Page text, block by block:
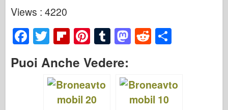
Views : 4220
F
a
c
T
tt
er
Fl
b
o
ar
Pi
nt
er
e
st
T
m
bl
M
o
d
R
di
t
e
Puoi Anche Vedere: